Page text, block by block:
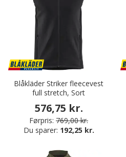
Blåkläder Striker fleecevest
full stretch, Sort
576,75 kr.
Førpris: 769,00 kr.
Du sparer: 192,25 kr.